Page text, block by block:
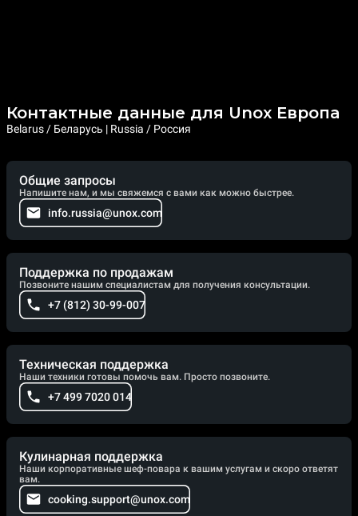
Контактные данные для Unox Европа
Belarus / Беларусь | Russia / Россия
Общие запросы
Напишите нам, и мы свяжемся с вами как можно быстрее.
info.russia@unox.com
Поддержка по продажам
Позвоните нашим специалистам для получения консультации.
+7 (812) 30-99-007
Техническая поддержка
Наши техники готовы помочь вам. Просто позвоните.
+7 499 7020 014
Кулинарная поддержка
Наши корпоративные шеф-повара к вашим услугам и скоро ответят
вам.
cooking.support@unox.com